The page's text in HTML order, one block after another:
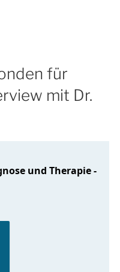
für
mit Dr.